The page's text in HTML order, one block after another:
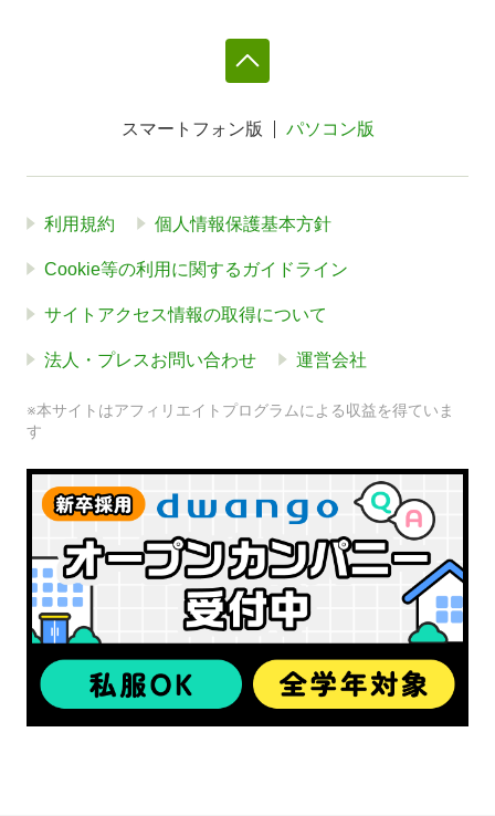
スマートフォン版 パソコン版
利用規約 個人情報保護基本方針
Cookie等の利用に関するガイドライン
サイトアクセス情報の取得について
法人・プレスお問い合わせ 運営会社
※本サイトはアフィリエイトプログラムによる収益を得ていま
す